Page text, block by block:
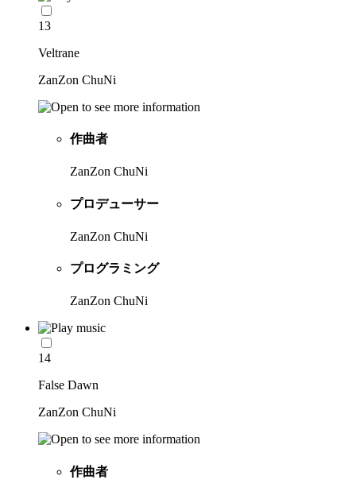
13
Veltrane
ZanZon ChuNi
作曲者
ZanZon ChuNi
プロデューサー
ZanZon ChuNi
プログラミング
ZanZon ChuNi
14
False Dawn
ZanZon ChuNi
作曲者